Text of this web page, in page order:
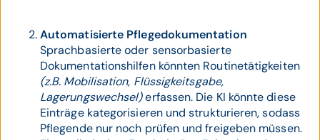
Automatisierte Pflegedokumentation
Sprachbasierte oder sensorbasierte
Dokumentationshilfen könnten Routinetätigkeiten
(z.B. Mobilisation, Flüssigkeitsgabe,
Lagerungswechsel)erfassen. Die KI könnte diese
Einträge kategorisieren und strukturieren, sodass
Pflegende nur noch prüfen und freigeben müssen.